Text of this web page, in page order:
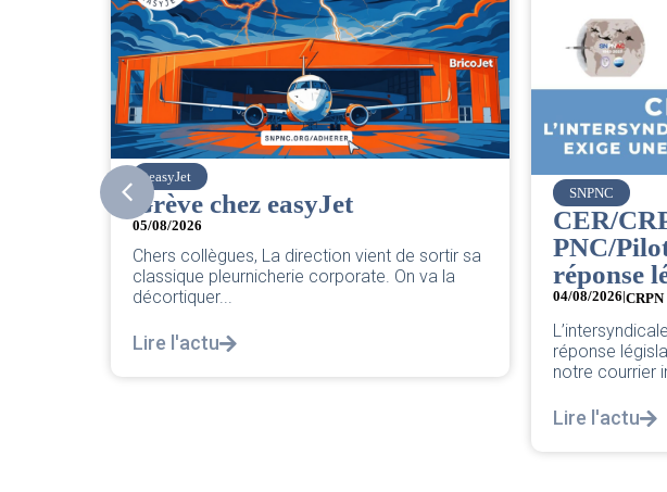
easyJet
Grève chez easyJet
05/08/2026
Chers collègues, La direction vient de sortir sa
classique pleurnicherie corporate. On va la
décortiquer...
Lire l'actu
SNPNC
CER/
PNC/
réponse
04/08/2026|CRPN
réponse
notre courrier
Lire l'actu